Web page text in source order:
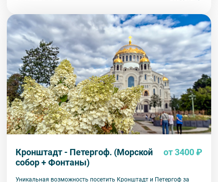
Кронштадт - Петергоф. (Морской
собор + Фонтаны)
от 3400 ₽
Уникальная возможность посетить Кронштадт и Петергоф за